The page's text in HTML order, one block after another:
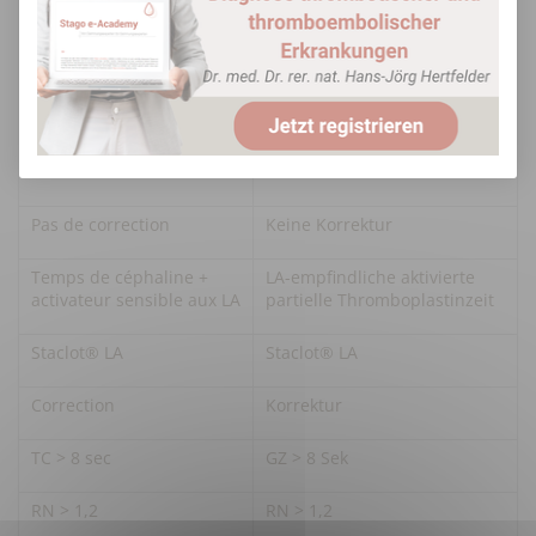
Temps patient Patientenwert
Temps témoin Kontrollwert
Test du mélange Plasmatauschtest
Pas de correction Keine Korrektur
Temps de céphaline +
activateur sensible aux LA
LA-empfindliche aktivierte
partielle Thromboplastinzeit
Staclot® LA Staclot® LA
Correction Korrektur
TC > 8 sec GZ > 8 Sek
RN > 1,2 RN > 1,2